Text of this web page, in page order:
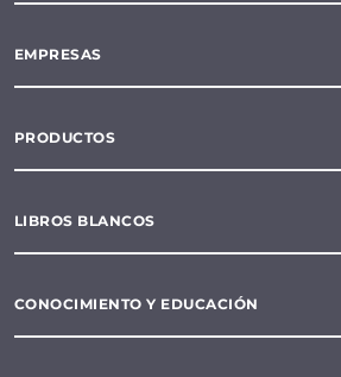
EMPRESAS
PRODUCTOS
LIBROS BLANCOS
CONOCIMIENTO Y EDUCACIÓN